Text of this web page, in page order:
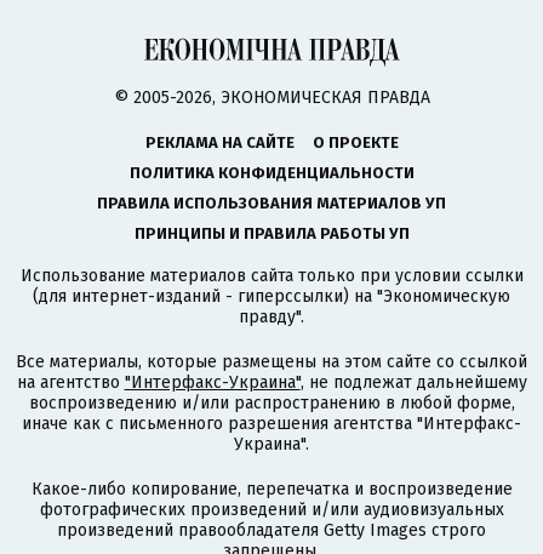
© 2005-2026, ЭКОНОМИЧЕСКАЯ ПРАВДА
РЕКЛАМА НА САЙТЕ
О ПРОЕКТЕ
ПОЛИТИКА КОНФИДЕНЦИАЛЬНОСТИ
ПРАВИЛА ИСПОЛЬЗОВАНИЯ МАТЕРИАЛОВ УП
ПРИНЦИПЫ И ПРАВИЛА РАБОТЫ УП
Использование материалов сайта только при условии ссылки
(для интернет-изданий - гиперссылки) на "Экономическую
правду".
Все материалы, которые размещены на этом сайте со ссылкой
на агентство "Интерфакс-Украина", не подлежат дальнейшему
воспроизведению и/или распространению в любой форме,
иначе как с письменного разрешения агентства "Интерфакс-
Украина".
Какое-либо копирование, перепечатка и воспроизведение
фотографических произведений и/или аудиовизуальных
произведений правообладателя Getty Images строго